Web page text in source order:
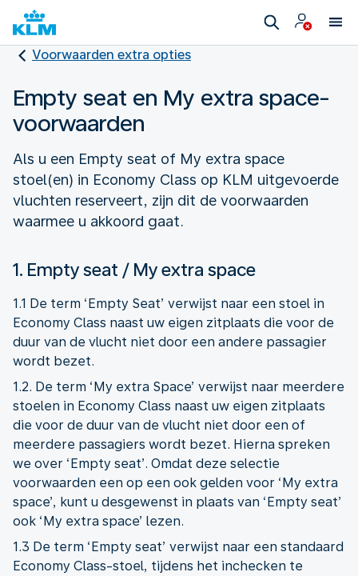
Voorwaarden extra opties
Empty seat en My extra space-
voorwaarden
Als u een Empty seat of My extra space
stoel(en) in Economy Class op KLM uitgevoerde
vluchten reserveert, zijn dit de voorwaarden
waarmee u akkoord gaat.
1. Empty seat / My extra space
1.1 De term ‘Empty Seat’ verwijst naar een stoel in
Economy Class naast uw eigen zitplaats die voor de
duur van de vlucht niet door een andere passagier
wordt bezet.
1.2. De term ‘My extra Space’ verwijst naar meerdere
stoelen in Economy Class naast uw eigen zitplaats
die voor de duur van de vlucht niet door een of
meerdere passagiers wordt bezet. Hierna spreken
we over ‘Empty seat’. Omdat deze selectie
voorwaarden een op een ook gelden voor ‘My extra
space’, kunt u desgewenst in plaats van ‘Empty seat’
ook ‘My extra space’ lezen.
1.3 De term ‘Empty seat’ verwijst naar een standaard
Economy Class-stoel, tijdens het inchecken te